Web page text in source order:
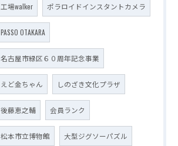
工場walker ポラロイドインスタントカメラ
PASSO OTAKARA
名古屋市緑区６０周年記念事業
えど金ちゃん しのざき文化プラザ
後藤恵之輔 会員ランク
松本市立博物館 大型ジグソーパズル